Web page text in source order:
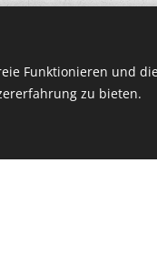
"Master of
Funktionieren und
zu bieten.